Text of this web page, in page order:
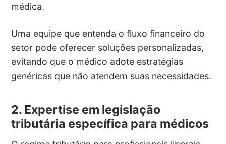
médica.
Uma equipe que entenda o fluxo financeiro do
setor pode oferecer soluções personalizadas,
evitando que o médico adote estratégias
genéricas que não atendem suas necessidades.
2. Expertise em legislação
tributária específica para médicos